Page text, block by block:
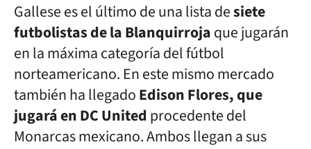
Gallese es el último de una lista desiete
futbolistas de la Blanquirrojaque jugarán
en la máxima categoría del fútbol
norteamericano. En este mismo mercado
también ha llegadoEdison Flores, que
jugará en DC Unitedprocedente del
Monarcas mexicano. Ambos llegan a sus